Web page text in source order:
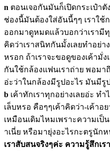
n ตอนเจอกันมันก็เปิดกระเป๋า
ช่องนี้มันต้องใส่อันนี้ๆๆ เราใช้
ออกมาดูหมดแล้วบอกว่าเรามีทุ
คิดว่าเราสนิทกันมั้งเลยทำอย่า
หรอก ถ้าเราจะขอดูของเค้ามั่ง
กันใช้กล้องแฟนเราถ่าย พอมา
อ่ะว่าในกล้องมีรูปอะไร มันมี
b เค้าทักเราทุกอย่างเลยอ่ะ ท
เล็บหรอ คือๆๆเค้าคิดว่า-เค้าอ
เหมือนเดิมไหมเพราะความเ
าเนี่ย หรือมายุ่งอะไรกะตรูนัก
เราสับสนจริงๆค่ะ ความรู้สึก